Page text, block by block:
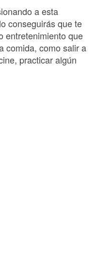
a esta
conseguirás que te
entretenimiento que
comida, como salir a
practicar algún